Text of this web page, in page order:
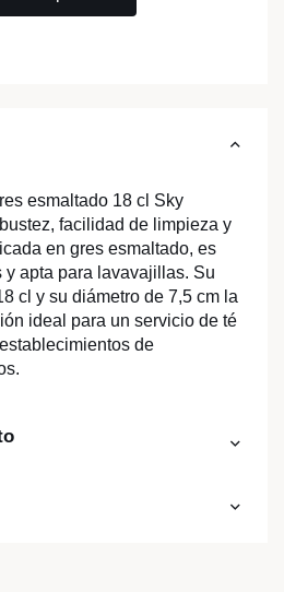
esmaltado 18 cl Sky
facilidad de limpieza y
en gres esmaltado, es
y apta para lavavajillas. Su
cl y su diámetro de 7,5 cm la
ideal para un servicio de té
de